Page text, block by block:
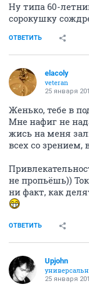
Ну типа 60-
сорокушку
ОТВЕТИТЬ
elacoly
veteran
25 января
Женько, тебе в
Мне нафиг не
жись на меня
всех со зрением,
не пропьёшь))
ни факт, как
ОТВЕТИТЬ
Upjohn
25 января